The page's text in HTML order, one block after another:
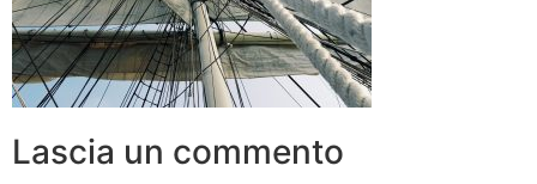
Lascia un commento